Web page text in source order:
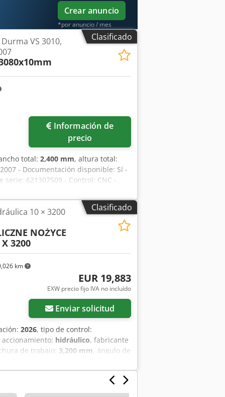
Crear anuncio
*por anuncio / mes
Clasificado
VS 3010,
precio
total: 2,400 mm, altura total:
- Documentación disponible: Sí -
621307509 - Control: CNC -
350 - Tipo de accionamiento:
de chapa [mm]: 10 - Ancho
de tope: Eléctrico - Dispositivo de
abatible - Ajuste de ángulo:
Mesa con rodamientos de bolas -
Peso de transporte [kg]: 11500kg -
es más IVA IVA/Impuesto
y recompra posible en cualquier
Clasificado
km
10 × 3200
NOŻYCE
3200
EUR 19,883
EXW precio fijo IVA no incluído
Enviar solicitud
2026, tipo de control:
hidráulico, fabricante
de trabajo: 3,200 mm, ángulo de
(min.):
chapa de aluminio (máx.):10 mm,
, espesor chapa acero
altura de la mesa:800 mm, ajuste del